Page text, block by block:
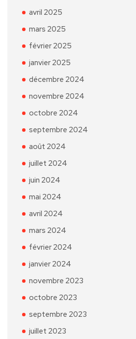
avril 2025
mars 2025
février 2025
janvier 2025
décembre 2024
novembre 2024
octobre 2024
septembre 2024
août 2024
juillet 2024
juin 2024
mai 2024
avril 2024
mars 2024
février 2024
janvier 2024
novembre 2023
octobre 2023
septembre 2023
juillet 2023